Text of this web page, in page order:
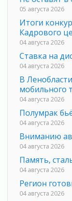
05 августа 2026
Итоги
Кадрового
04 августа 2026
Ставка на
04 августа 2026
В
мобильного
04 августа 2026
Полумрак
04 августа 2026
Вниманию
04 августа 2026
Память,
04 августа 2026
Регион
04 августа 2026